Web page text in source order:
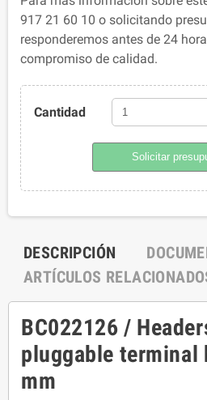
917 21 60 10 o solicitando
responderemos antes de 24
compromiso de calidad.
Cantidad
Solicitar
DESCRIPCIÓN
ARTÍCULOS
BC022126 /
pluggable terminal
mm